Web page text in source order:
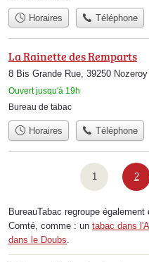
Horaires Téléphone
La Rainette des Remparts
8 Bis Grande Rue, 39250 Nozeroy
Ouvert jusqu'à 19h
Bureau de tabac
Horaires Téléphone
1 2
BureauTabac regroupe
Comté, comme : un tabac dans
dans le Doubs